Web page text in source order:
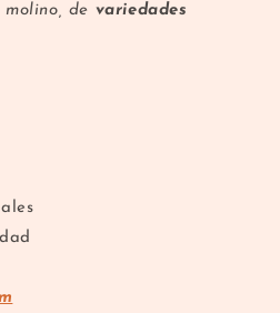
molino, de variedades